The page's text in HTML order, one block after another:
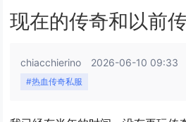
现在的传奇和以前
chiacchierino 2026-06-10 09:33
#热血传奇私服